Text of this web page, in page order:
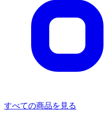
すべての商品を見る